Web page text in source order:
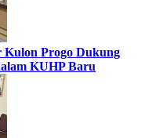
Kulon Progo Dukung
KUHP Baru